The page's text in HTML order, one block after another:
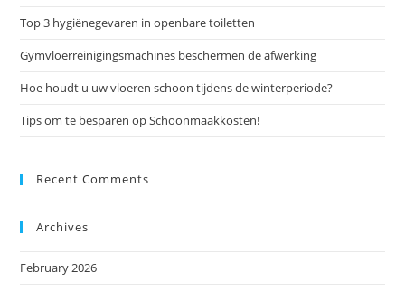
Top 3 hygiënegevaren in openbare toiletten
Gymvloerreinigingsmachines beschermen de afwerking
Hoe houdt u uw vloeren schoon tijdens de winterperiode?
Tips om te besparen op Schoonmaakkosten!
Recent Comments
Archives
February 2026